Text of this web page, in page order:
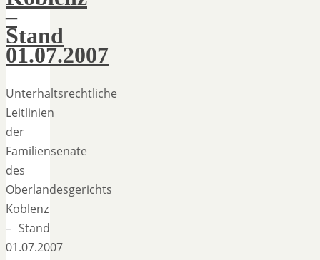
–
Stand
01.07.2007
Unterhaltsrechtliche
Leitlinien
der
Familiensenate
des
Oberlandesgerichts
Koblenz
– Stand
01.07.2007